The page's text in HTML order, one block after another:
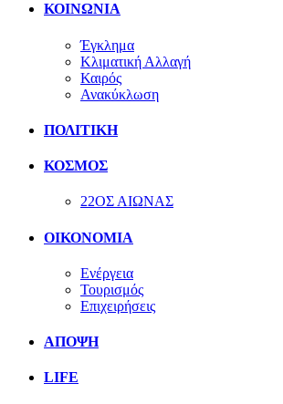
ΚΟΙΝΩΝΙΑ
Έγκλημα
Κλιματική Αλλαγή
Καιρός
Ανακύκλωση
ΠΟΛΙΤΙΚΗ
ΚΟΣΜΟΣ
22ΟΣ ΑΙΩΝΑΣ
ΟΙΚΟΝΟΜΙΑ
Ενέργεια
Τουρισμός
Επιχειρήσεις
ΑΠΟΨΗ
LIFE